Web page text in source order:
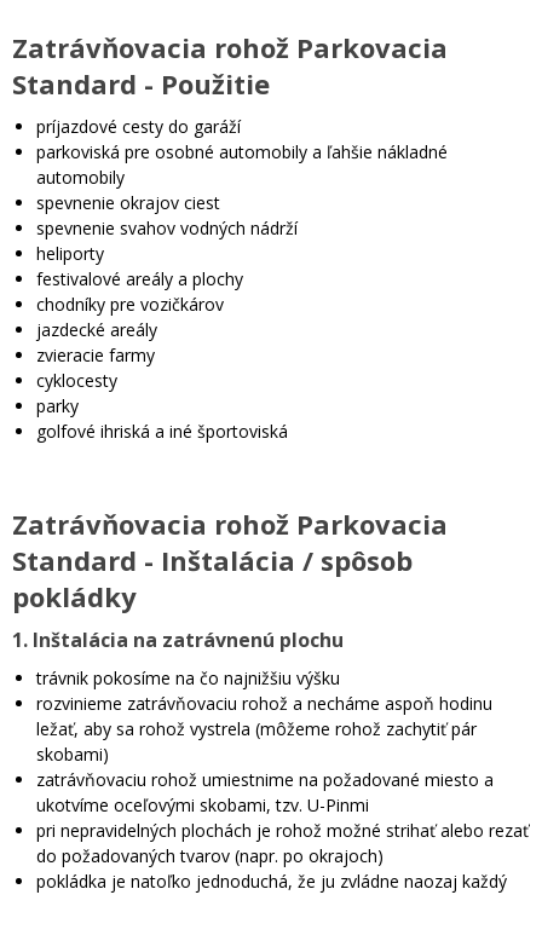
Zatrávňovacia rohož Parkovacia
Standard - Použitie
príjazdové cesty do garáží
parkoviská pre osobné automobily a ľahšie nákladné
automobily
spevnenie okrajov ciest
spevnenie svahov vodných nádrží
heliporty
festivalové areály a plochy
chodníky pre vozičkárov
jazdecké areály
zvieracie farmy
cyklocesty
parky
golfové ihriská a iné športoviská
Zatrávňovacia rohož Parkovacia
Standard - Inštalácia / spôsob
pokládky
1. Inštalácia na zatrávnenú plochu
trávnik pokosíme na čo najnižšiu výšku
rozvinieme zatrávňovaciu rohož a necháme aspoň hodinu
ležať, aby sa rohož vystrela (môžeme rohož zachytiť pár
skobami)
zatrávňovaciu rohož umiestnime na požadované miesto a
ukotvíme oceľovými skobami, tzv. U-Pinmi
pri nepravidelných plochách je rohož možné strihať alebo rezať
do požadovaných tvarov (napr. po okrajoch)
pokládka je natoľko jednoduchá, že ju zvládne naozaj každý